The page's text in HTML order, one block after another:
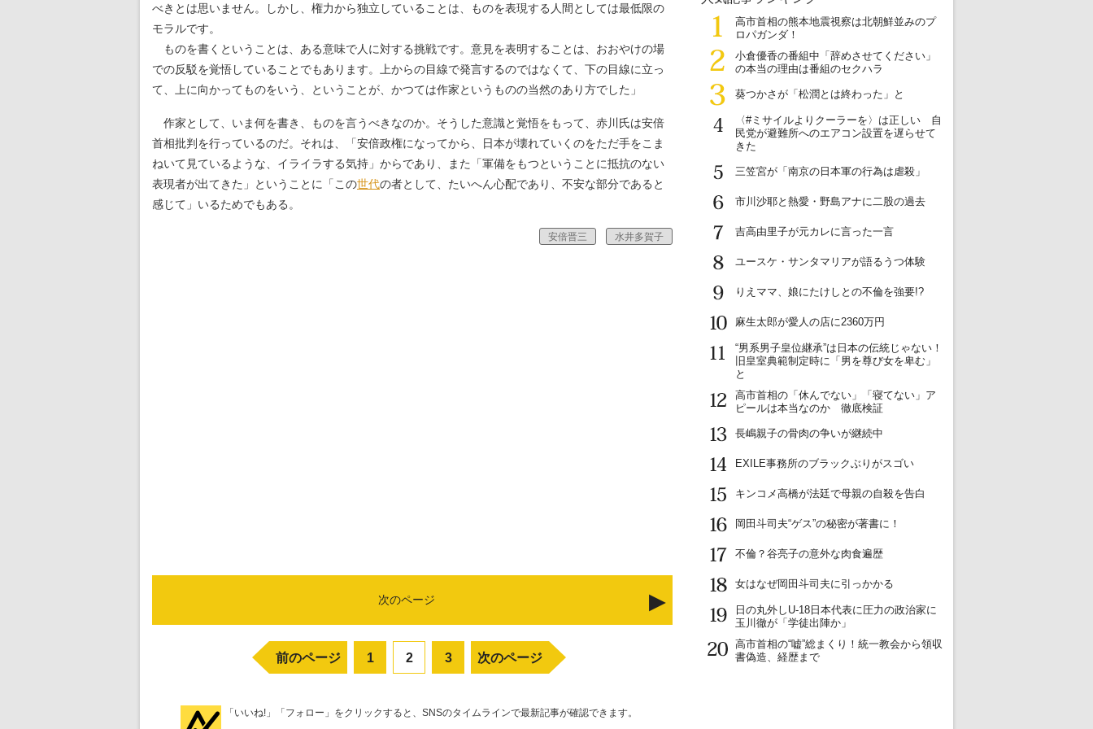
べきとは思いません。しかし、権力から独立していることは、ものを表現する人間としては最低限の
モラルです。
ものを書くということは、ある意味で人に対する挑戦です。意見を表明することは、おおやけの場
での反駁を覚悟していることでもあります。上からの目線で発言するのではなくて、下の目線に立っ
て、上に向かってものをいう、ということが、かつては作家というものの当然のあり方でした」
作家として、いま何を書き、ものを言うべきなのか。そうした意識と覚悟をもって、赤川氏は安倍
首相批判を行っているのだ。それは、「安倍政権になってから、日本が壊れていくのをただ手をこま
ねいて見ているような、イライラする気持」からであり、また「軍備をもつということに抵抗のない
表現者が出てきた」ということに「この世代の者として、たいへん心配であり、不安な部分であると
感じて」いるためでもある。
安倍晋三 水井多賀子
次のページ
前のページ 1 2 3 次のページ
「いいね!」「フォロー」をクリックすると、SNSのタイムラインで最新記事が確認できます。
1
高市首相の熊本地震視察は北朝鮮並みのプ
ロパガンダ！
2
小倉優香の番組中「辞めさせてください」
の本当の理由は番組のセクハラ
3
葵つかさが「松潤とは終わった」と
4
〈#ミサイルよりクーラーを〉は正しい 自
民党が避難所へのエアコン設置を遅らせて
きた
5
三笠宮が「南京の日本軍の行為は虐殺」
6
市川沙耶と熱愛・野島アナに二股の過去
7
吉高由里子が元カレに言った一言
8
ユースケ・サンタマリアが語るうつ体験
9
りえママ、娘にたけしとの不倫を強要!?
10
麻生太郎が愛人の店に2360万円
11
“男系男子皇位継承”は日本の伝統じゃない！
旧皇室典範制定時に「男を尊び女を卑む」
と
12
高市首相の「休んでない」「寝てない」ア
ピールは本当なのか 徹底検証
13
長嶋親子の骨肉の争いが継続中
14
EXILE事務所のブラックぶりがスゴい
15
キンコメ高橋が法廷で母親の自殺を告白
16
岡田斗司夫“ゲス”の秘密が著書に！
17
不倫？谷亮子の意外な肉食遍歴
18
女はなぜ岡田斗司夫に引っかかる
19
日の丸外しU-18日本代表に圧力の政治家に
玉川徹が「学徒出陣か」
20
高市首相の“嘘”総まくり！統一教会から領収
書偽造、経歴まで